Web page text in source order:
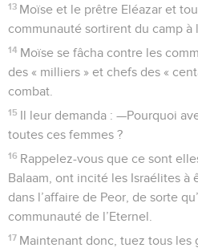
13 Moïse et le prêtre Eléazar et
communauté sortirent du camp à
14 Moïse se fâcha contre les
des « milliers » et chefs des «
combat.
15 Il leur demanda : —Pourquoi
toutes ces femmes ?
16 Rappelez-vous que ce sont
Balaam, ont incité les Israélites à
dans l’affaire de Peor, de sorte
communauté de l’Eternel.
17 Maintenant donc, tuez tous les